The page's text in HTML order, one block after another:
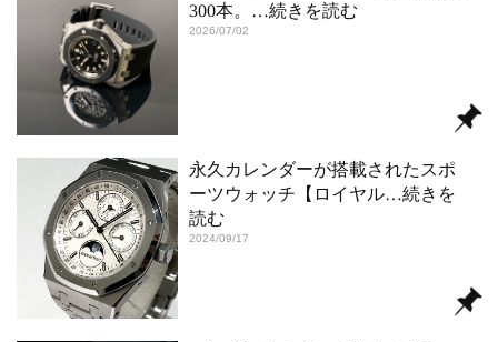
300本。 …続きを読む
2026/07/02
永久カレンダーが搭載されたスポ
ーツウォッチ【ロイヤル…続きを
読む
2024/09/17